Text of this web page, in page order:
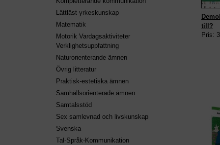
Lättläst yrkeskunskap
Matematik
Motorik Vardagsaktiviteter
Verklighetsuppfattning
Naturorienterande ämnen
Övrig litteratur
Praktisk-estetiska ämnen
Samhällsorienterade ämnen
Samtalsstöd
Sex samlevnad och livskunskap
Svenska
Tal-Språk-Kommunikation
till?
Pris: